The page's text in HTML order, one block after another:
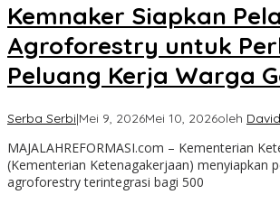
Kemnaker Siapkan
Agroforestry untuk
Peluang Kerja Warga
Serba Serbi|Mei 9, 2026Mei 10, 2026oleh
MAJALAHREFORMASI.com – Kementerian
(Kementerian Ketenagakerjaan) menyiapkan
agroforestry terintegrasi bagi 500